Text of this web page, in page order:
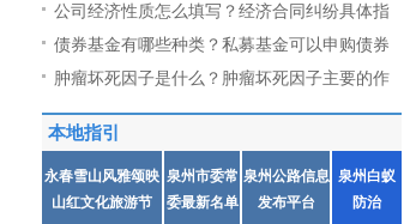
公司经济性质怎么填写？经济合同纠纷具体指
债券基金有哪些种类？私募基金可以申购债券
肿瘤坏死因子是什么？肿瘤坏死因子主要的作
本地指引
永春雪山风雅颂映
山红文化旅游节
泉州市委常
委最新名单
泉州公路信息
发布平台
泉州白蚁
防治